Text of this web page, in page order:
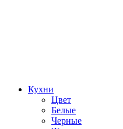
Кухни
Цвет
Белые
Черные